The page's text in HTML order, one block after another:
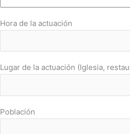
Hora de la actuación
Lugar de la actuación (Iglesia,
Población